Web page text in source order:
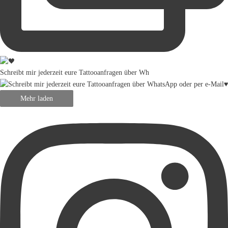
Schreibt mir jederzeit eure Tattooanfragen über Wh
Mehr laden